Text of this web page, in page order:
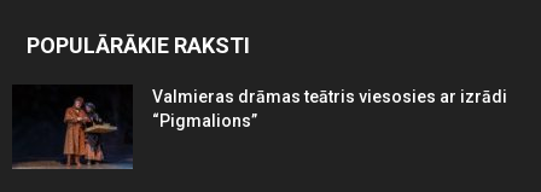
POPULĀRĀKIE RAKSTI
Valmieras drāmas teātris viesosies ar izrādi
“Pigmalions”